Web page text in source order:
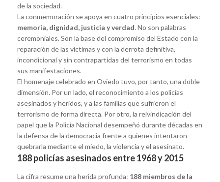
de la sociedad.
La conmemoración se apoya en cuatro principios esenciales:
memoria, dignidad, justicia y verdad. No son palabras
ceremoniales. Son la base del compromiso del Estado con la
reparación de las víctimas y con la derrota definitiva,
incondicional y sin contrapartidas del terrorismo en todas
sus manifestaciones.
El homenaje celebrado en Oviedo tuvo, por tanto, una doble
dimensión. Por un lado, el reconocimiento a los policías
asesinados y heridos, y a las familias que sufrieron el
terrorismo de forma directa. Por otro, la reivindicación del
papel que la Policía Nacional desempeñó durante décadas en
la defensa de la democracia frente a quienes intentaron
quebrarla mediante el miedo, la violencia y el asesinato.
188 policías asesinados entre 1968 y 2015
La cifra resume una herida profunda: 188 miembros de la